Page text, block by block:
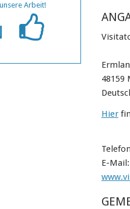
48159
Hier
E-Mail:
Arbeit!